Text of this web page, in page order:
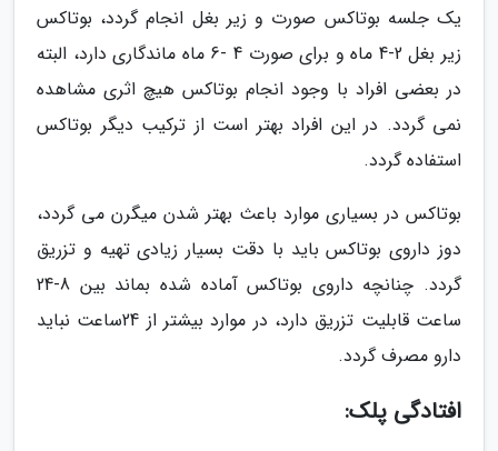
یک جلسه بوتاکس صورت و زیر بغل انجام گردد، بوتاکس
زیر بغل 2-4 ماه و براى صورت 4 -6 ماه ماندگارى دارد، البته
در بعضى افراد با وجود انجام بوتاکس هیچ اثرى مشاهده
نمی گردد. در این افراد بهتر است از ترکیب دیگر بوتاکس
استفاده گردد.
بوتاکس در بسیارى موارد باعث بهتر شدن میگرن می گردد،
دوز داروى بوتاکس باید با دقت بسیار زیادى تهیه و تزریق
گردد. چنانچه داروى بوتاکس آماده شده بماند بین 8-24
ساعت قابلیت تزریق دارد، در موارد بیشتر از 24ساعت نباید
دارو مصرف گردد.
افتادگى پلک: